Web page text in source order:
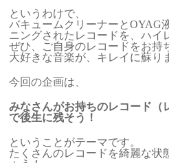
というわけで、
バキュームクリーナーとOYAG
ニングされたレコードを、ハイ
ぜひ、ご自身のレコードをお持
大好きな音楽が、キレイに蘇り
今回の企画は、
みなさんがお持ちのレコード（
で後生に残そう！
ということがテーマです。
たくさんのレコードを綺麗な状